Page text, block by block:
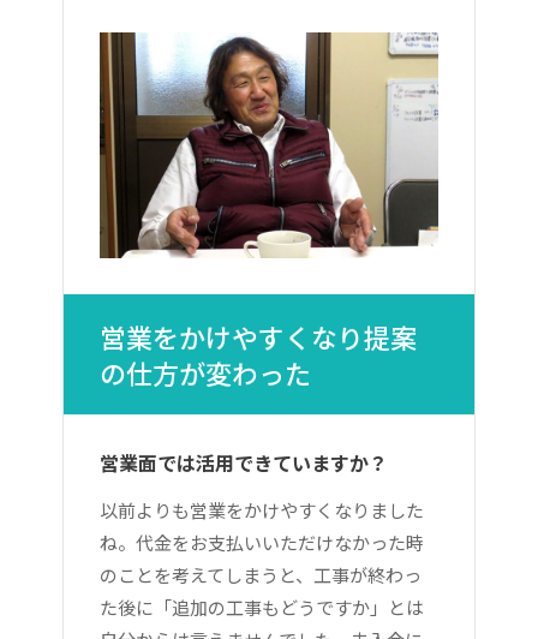
営業をかけやすくなり提案
の仕方が変わった
営業面では活用できていますか？
以前よりも営業をかけやすくなりました
ね。代金をお支払いいただけなかった時
のことを考えてしまうと、工事が終わっ
た後に「追加の工事もどうですか」とは